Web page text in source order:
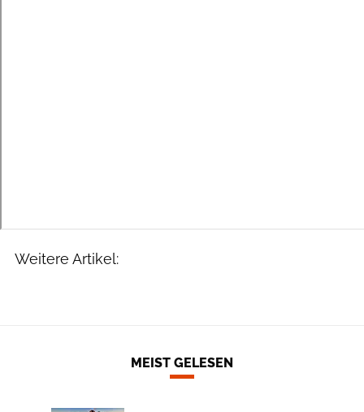
Weitere Artikel:
MEIST GELESEN